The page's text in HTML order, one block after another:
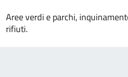
Aree verdi e parchi,
rifiuti.